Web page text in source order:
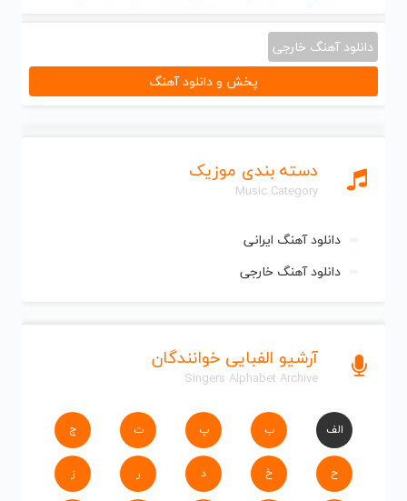
دسته بندی موزیک
Music Category
دانلود آهنگ ایرانی
دانلود آهنگ خارجی
آرشیو الفبایی خوانندگان
Singers Alphabet Archive
الف ب پ ت ج
ح خ د ر ز
دانلود آهنگ خارجی
پخش و دانلود آهنگ